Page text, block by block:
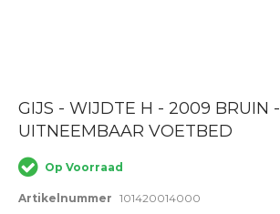
Ga
het
van
de
afbeeldingen-
GIJS - WIJDTE H - 2009 BRUIN -
UITNEEMBAAR VOETBED
Op Voorraad
Artikelnummer 101420014000